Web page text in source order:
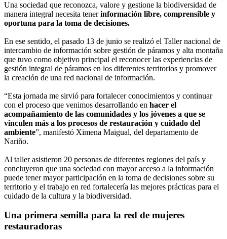
Una sociedad que reconozca, valore y gestione la biodiversidad de
manera integral necesita tenerinformación libre, comprensible y
oportuna para la toma de decisiones.
En ese sentido, el pasado 13 de junio se realizó el Taller nacional de
intercambio de información sobre gestión de páramos y alta montaña
que tuvo como objetivo principal el reconocer las experiencias de
gestión integral de páramos en los diferentes territorios y promover
la creación de una red nacional de información.
“Esta jornada me sirvió para fortalecer conocimientos y continuar
con el proceso que venimos desarrollando en hacer el
acompañamiento de las comunidades y los jóvenes a que se
vinculen más a los procesos de restauración y cuidado del
ambiente”, manifestó Ximena Maigual, del departamento de
Nariño.
Al taller asistieron 20 personas de diferentes regiones del país y
concluyeron que una sociedad con mayor acceso a la información
puede tener mayor participación en la toma de decisiones sobre su
territorio y el trabajo en red fortalecería las mejores prácticas para el
cuidado de la cultura y la biodiversidad.
Una primera semilla para la red de mujeres
restauradoras